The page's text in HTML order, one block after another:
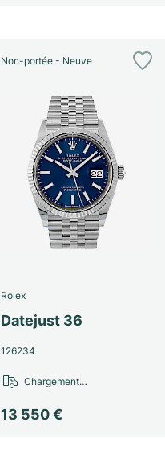
Non-portée - Neuve
Rolex
Datejust 36
126234
13 550 €
Chargement…